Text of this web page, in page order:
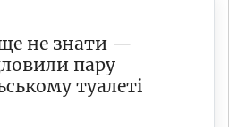
не знати —
пару
туалеті